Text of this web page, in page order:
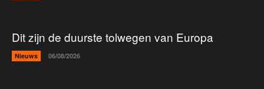
Dit zijn de duurste tolwegen van Europa
Nieuws 06/08/2026